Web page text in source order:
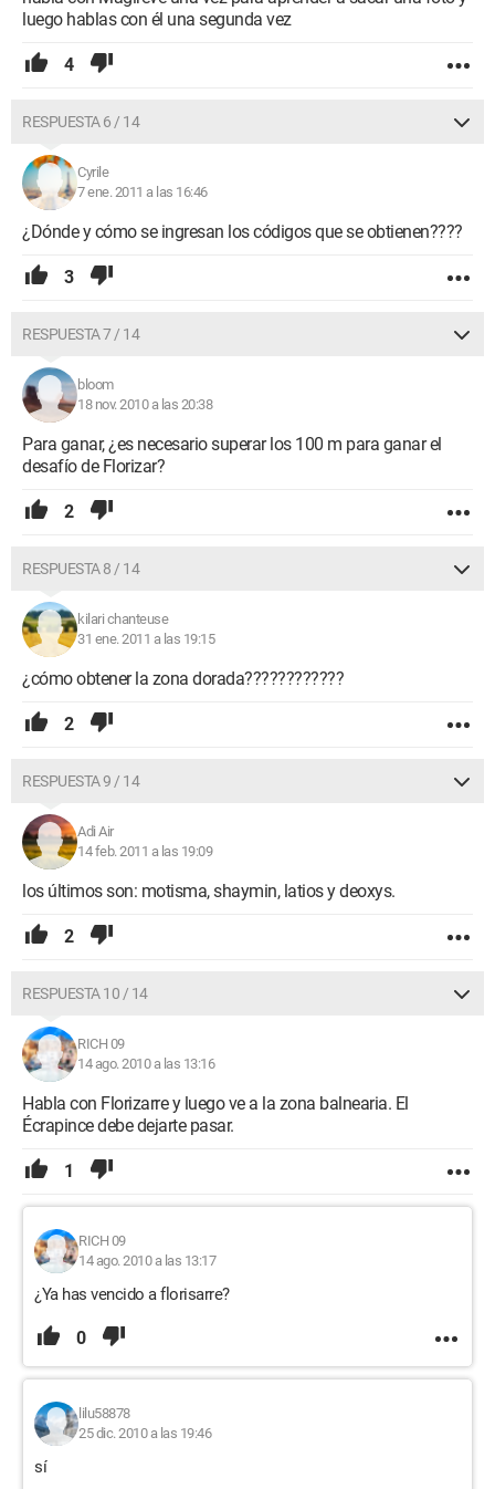
luego hablas con él una segunda vez
4
RESPUESTA 6 / 14
Cyrile
7 ene. 2011 a las 16:46
¿Dónde y cómo se ingresan los códigos que se obtienen????
3
RESPUESTA 7 / 14
bloom
18 nov. 2010 a las 20:38
Para ganar, ¿es necesario superar los 100 m para ganar el
desafío de Florizar?
2
RESPUESTA 8 / 14
kilari chanteuse
31 ene. 2011 a las 19:15
¿cómo obtener la zona dorada????????????
2
RESPUESTA 9 / 14
Adi Air
14 feb. 2011 a las 19:09
los últimos son: motisma, shaymin, latios y deoxys.
2
RESPUESTA 10 / 14
RICH 09
14 ago. 2010 a las 13:16
Habla con Florizarre y luego ve a la zona balnearia. El
Écrapince debe dejarte pasar.
1
RICH 09
14 ago. 2010 a las 13:17
¿Ya has vencido a florisarre?
0
lilu58878
25 dic. 2010 a las 19:46
sí